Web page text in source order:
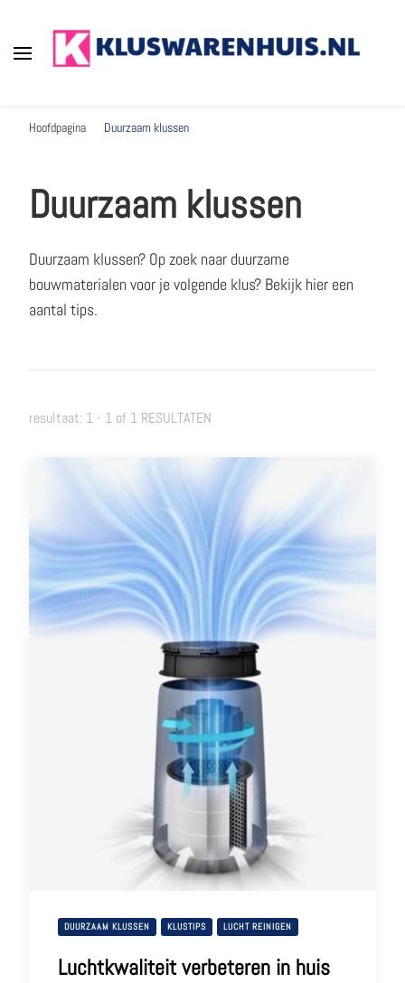
Hoofdpagina Duurzaam klussen
Duurzaam klussen
Duurzaam klussen? Op zoek naar duurzame
bouwmaterialen voor je volgende klus? Bekijk hier een
aantal tips.
resultaat: 1 - 1 of 1 RESULTATEN
DUURZAAM KLUSSEN KLUSTIPS LUCHT REINIGEN
Luchtkwaliteit verbeteren in huis